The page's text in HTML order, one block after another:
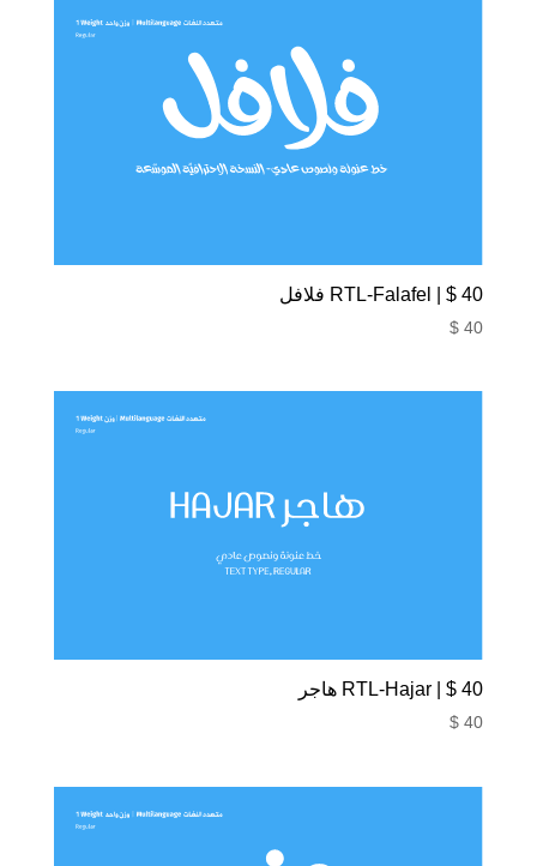
40 $ | RTL-Falafel فلافل
$ 40
40 $ | RTL-Hajar هاجر
$ 40